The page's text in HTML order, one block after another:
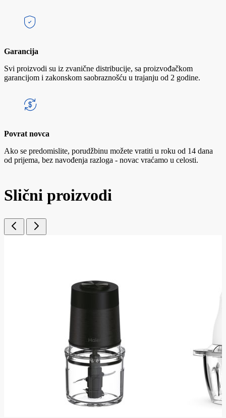
Garancija
Svi proizvodi su iz zvanične distribucije, sa proizvođačkom
garancijom i zakonskom saobraznošću u trajanju od 2 godine.
Povrat novca
Ako se predomislite, porudžbinu možete vratiti u roku od 14 dana
od prijema, bez navođenja razloga - novac vraćamo u celosti.
Slični proizvodi